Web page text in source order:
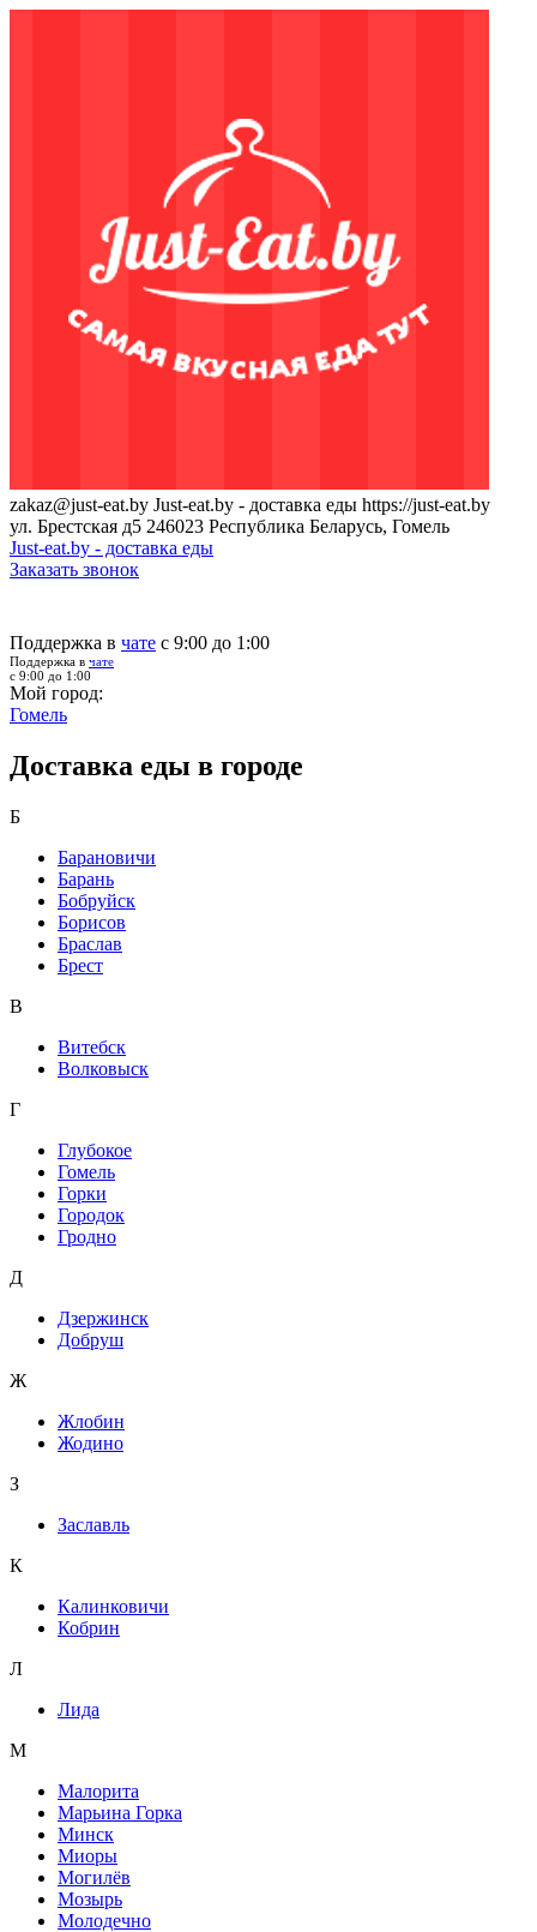
zakaz@just-eat.by Just-eat.by - доставка еды https://just-eat.by
ул. Брестская д5 246023 Республика Беларусь, Гомель
Just-eat.by - доставка еды
Заказать звонок
Поддержка в чате с 9:00 до 1:00
Поддержка в чате
с 9:00 до 1:00
Мой город:
Гомель
Доставка еды в городе
Б
Барановичи
Барань
Бобруйск
Борисов
Браслав
Брест
В
Витебск
Волковыск
Г
Глубокое
Гомель
Горки
Городок
Гродно
Д
Дзержинск
Добруш
Ж
Жлобин
Жодино
З
Заславль
К
Калинковичи
Кобрин
Л
Лида
М
Малорита
Марьина Горка
Минск
Миоры
Могилёв
Мозырь
Молодечно